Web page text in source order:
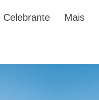
Celebrante Mais